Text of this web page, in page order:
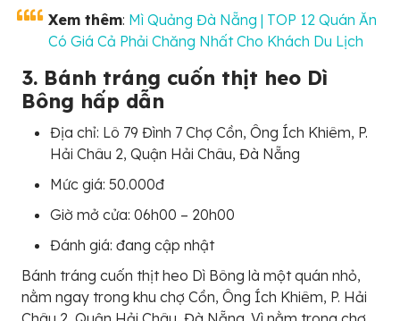
Xem thêm: Mì Quảng Đà Nẵng | TOP 12 Quán Ăn
Có Giá Cả Phải Chăng Nhất Cho Khách Du Lịch
3. Bánh tráng cuốn thịt heo Dì
Bông hấp dẫn
Địa chỉ: Lô 79 Đình 7 Chợ Cồn, Ông Ích Khiêm, P.
Hải Châu 2, Quận Hải Châu, Đà Nẵng
Mức giá: 50.000đ
Giờ mở cửa: 06h00 – 20h00
Đánh giá: đang cập nhật
Bánh tráng cuốn thịt heo Dì Bông là một quán nhỏ,
nằm ngay trong khu chợ Cồn, Ông Ích Khiêm, P. Hải